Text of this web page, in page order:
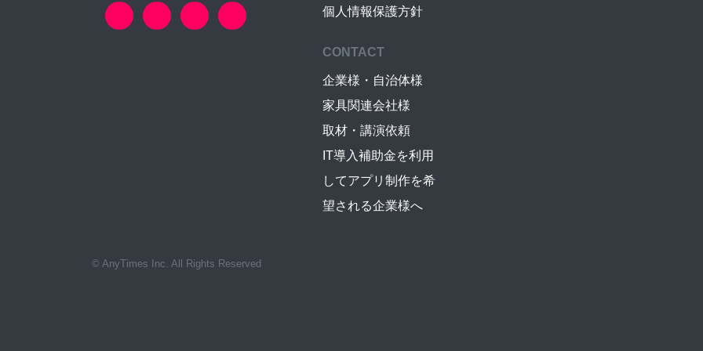
個人情報保護方針
CONTACT
企業様・自治体様
家具関連会社様
取材・講演依頼
IT導入補助金を利用
してアプリ制作を希
望される企業様へ
© AnyTimes Inc. All Rights Reserved